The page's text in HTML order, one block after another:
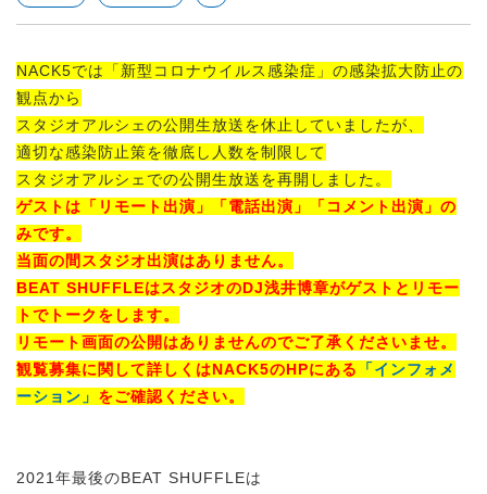
NACK5では「新型コロナウイルス感染症」の感染拡大防止の
観点から
スタジオアルシェの公開生放送を休止していましたが、
適切な感染防止策を徹底し人数を制限して
スタジオアルシェでの公開生放送を再開しました。
ゲストは「リモート出演」「電話出演」「コメント出演」の
みです。
当面の間スタジオ出演はありません。
BEAT SHUFFLEはスタジオのDJ浅井博章がゲストとリモー
トでトークをします。
リモート画面の公開はありませんのでご了承くださいませ。
観覧募集に関して詳しくはNACK5のHPにある
「インフォメ
ーション」 をご確認ください。
2021年最後のBEAT SHUFFLEは